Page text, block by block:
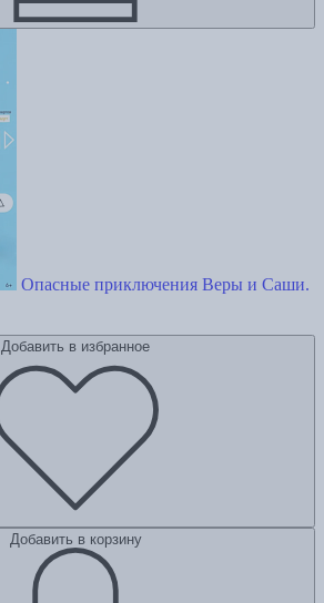
Опасные приключения Веры и Саши.
Добавить в избранное
Добавить в корзину